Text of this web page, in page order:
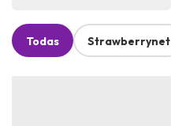
Todas Strawberrynet